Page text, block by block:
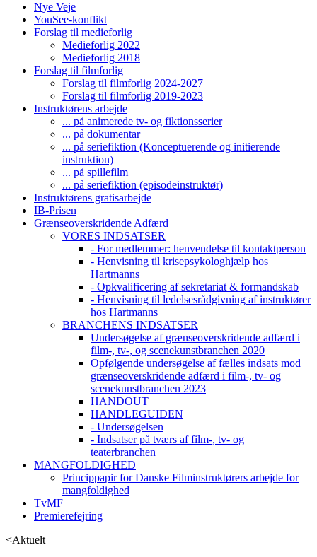
Nye Veje
YouSee-konflikt
Forslag til medieforlig
Medieforlig 2022
Medieforlig 2018
Forslag til filmforlig
Forslag til filmforlig 2024-2027
Forslag til filmforlig 2019-2023
Instruktørens arbejde
... på animerede tv- og fiktionsserier
... på dokumentar
... på seriefiktion (Konceptuerende og initierende
instruktion)
... på spillefilm
... på seriefiktion (episodeinstruktør)
Instruktørens gratisarbejde
IB-Prisen
Grænseoverskridende Adfærd
VORES INDSATSER
- For medlemmer: henvendelse til kontaktperson
- Henvisning til krisepsykologhjælp hos
Hartmanns
- Opkvalificering af sekretariat & formandskab
- Henvisning til ledelsesrådgivning af instruktører
hos Hartmanns
BRANCHENS INDSATSER
Undersøgelse af grænseoverskridende adfærd i
film-, tv-, og scenekunstbranchen 2020
Opfølgende undersøgelse af fælles indsats mod
grænseoverskridende adfærd i film-, tv- og
scenekunstbranchen 2023
HANDOUT
HANDLEGUIDEN
- Undersøgelsen
- Indsatser på tværs af film-, tv- og
teaterbranchen
MANGFOLDIGHED
Princippapir for Danske Filminstruktørers arbejde for
mangfoldighed
TvMF
Premierefejring
<Aktuelt